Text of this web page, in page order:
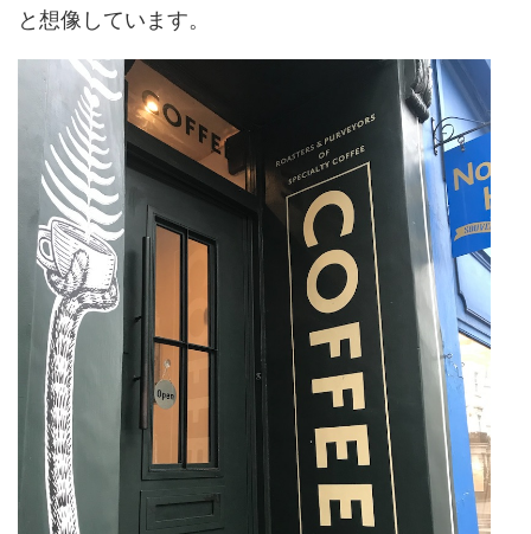
と想像しています。